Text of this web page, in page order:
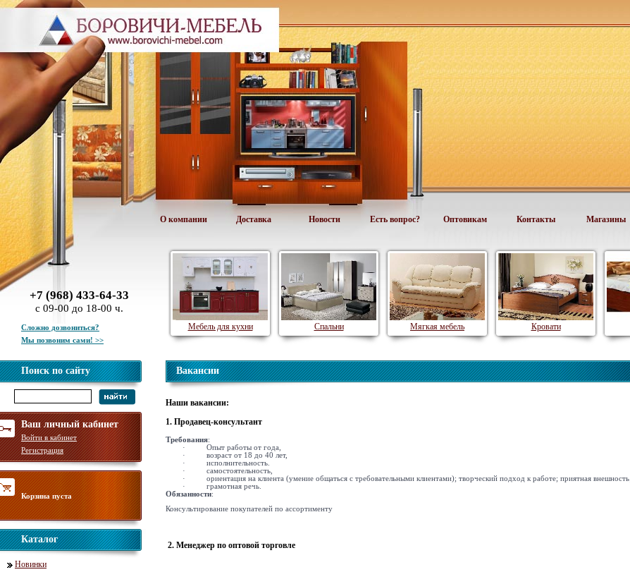
О компании Доставка Новости Есть вопрос? Оптовикам Контакты
Магазины
+7 (968) 433-64-33
с 09-00 до 18-00 ч.
Сложно дозвониться?
Мы позвоним сами! >>
Поиск по сайту
Ваш личный кабинет
Войти в кабинет
Регистрация
Корзина пуста
Каталог
Новинки
Мебель для кухни Спальни Мягкая мебель Кровати
Вакансии
Наши вакансии:
1. Продавец-консультант
Требования:
·
Опыт работы от года,
·
возраст от 18 до 40 лет,
·
исполнительность.
·
самостоятельность,
·
ориентация на клиента (умение общаться с требовательными клиентами); творческий подход к работе; приятная внешность‚
·
грамотная речь.
Обязанности:
Консультирование покупателей по ассортименту
2. Менеджер по оптовой торговле